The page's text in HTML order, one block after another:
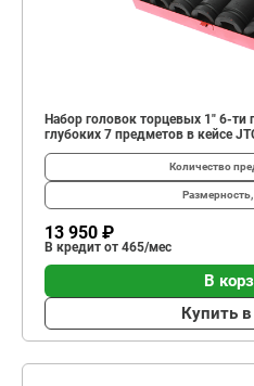
Набор головок торцевых 1" 6-
глубоких 7 предметов в кейсе
Количество
13 950 ₽
В кредит от 465/мес
В
Купить